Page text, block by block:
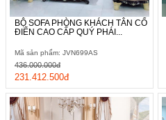
BỘ SOFA PHÒNG KHÁCH TÂN CỔ
ĐIỂN CAO CẤP QUÝ PHÁI...
Mã sản phẩm: JVN699AS
231.412.500đ
436.000.000đ